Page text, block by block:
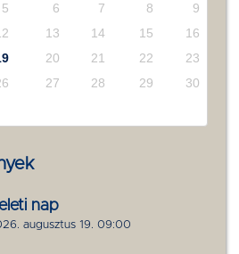
5 6 7 8
9
13 14 15
16
20 21 22
23
27 28 29
30
nap
augusztus 19. 09:00